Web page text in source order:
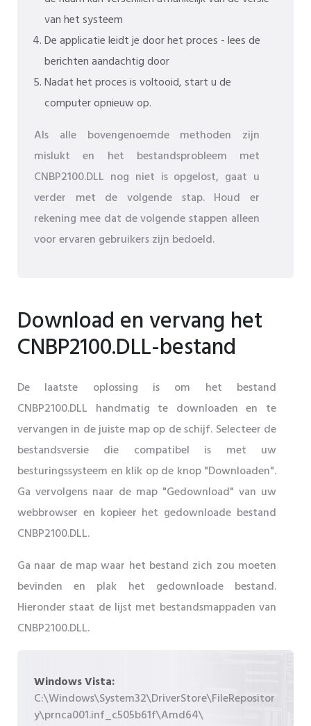
van het systeem
De applicatie leidt je door het proces - lees de
berichten aandachtig door
Nadat het proces is voltooid, start u de
computer opnieuw op.
Als alle bovengenoemde methoden zijn
mislukt en het bestandsprobleem met
CNBP2100.DLL nog niet is opgelost, gaat u
verder met de volgende stap. Houd er
rekening mee dat de volgende stappen alleen
voor ervaren gebruikers zijn bedoeld.
Download en vervang het
CNBP2100.DLL-bestand
De laatste oplossing is om het bestand
CNBP2100.DLL handmatig te downloaden en te
vervangen in de juiste map op de schijf. Selecteer de
bestandsversie die compatibel is met uw
besturingssysteem en klik op de knop "Downloaden".
Ga vervolgens naar de map "Gedownload" van uw
webbrowser en kopieer het gedownloade bestand
CNBP2100.DLL.
Ga naar de map waar het bestand zich zou moeten
bevinden en plak het gedownloade bestand.
Hieronder staat de lijst met bestandsmappaden van
CNBP2100.DLL.
Windows Vista:
C:\Windows\System32\DriverStore\FileRepositor
y\prnca001.inf_c505b61f\Amd64\